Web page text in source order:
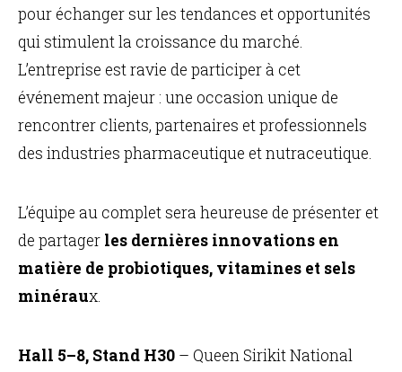
pour échanger sur les tendances et opportunités
qui stimulent la croissance du marché.
L’entreprise est ravie de participer à cet
événement majeur : une occasion unique de
rencontrer clients, partenaires et professionnels
des industries pharmaceutique et nutraceutique.
L’équipe au complet sera heureuse de présenter et
de partager les dernières innovations en
matière de probiotiques, vitamines et sels
minéraux.
Hall 5–8, Stand H30 – Queen Sirikit National